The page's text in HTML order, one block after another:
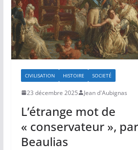
CIVILISATION HISTOIRE SOCIETÉ
23 décembre 2025 Jean d'Aubignas
L’étrange mot de
« conservateur »,
Beaulias